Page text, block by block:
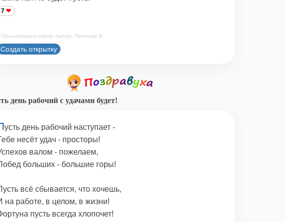
7
Принадлежит сайту. Автор: Печенова В.
Создать открытку
день рабочий с удачами будет!
усть день рабочий наступает -
несёт удач - просторы!
валом - пожелаем,
больших - большие горы!
всё сбывается, что хочешь,
на работе, в целом, в жизни!
пусть всегда хлопочет!